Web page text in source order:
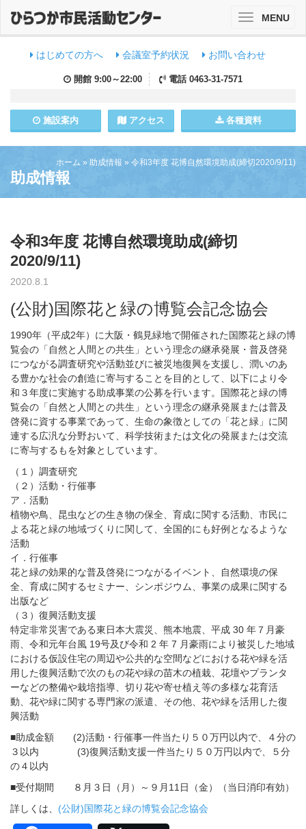
はじめての方へ 会議室予約状況 お問い合わせ
開館 9:00～22:00 電話 0463-31-7571
施設案内 アクセス 各種資料
ToggleMENU
ホーム » 助成情報 » 令和3年度 花博自然環境助成(締切2020/9/11)
助成情報
令和3年度 花博自然環境助成(締切
2020/9/11)
2020.8.1
(公財)国際花と緑の博覧会記念協会
1990年（平成2年）に大阪・鶴見緑地で開催された国際花と緑の博
覧会の「自然と人間との共生」という理念の継承発展・普及啓発
につながる調査研究や活動並びに被災地復興を支援し、潤いのあ
る豊かな社会の創造に寄与することを目的として、以下により令
和３年度に実施する助成事業の公募を行います。国際花と緑の博
覧会の「自然と人間との共生」という理念の継承発展または普及
啓発に資する事業であって、生命の象徴としての「花と緑」に関
連する広汎な分野おいて、科学技術または文化の発展または交流
に寄与するもを対象としています。
（１）調査研究
（２）活動・行催事
ア．活動
植物や鳥、昆虫などの生き物の保全、育成に関する活動、市民に
よる花と緑の地域づくりに関して、全国的にも好例となるような
活動
イ．行催事
花と緑の効果的な普及啓発につながるイベント、自然環境の保
全、育成に関するセミナー、シンポジウム、事業の成果に関する
出版など
（３）復興活動支援
特定非常災害である東日本大震災、熊本地震、平成 30 年７月豪
雨、令和元年台風 19号及び令和 2 年 7 月豪雨により被災した地域
における仮設住宅の周辺や公共的な空間などにおける花や緑を活
用した復興活動で次のもの花や緑の苗木の植栽、花壇やプランタ
ーなどの整備や栽培指導、切り花や寄せ植え等の多様な花育活
動、花や緑に関する専門家の派遣、その他、花や緑を活用した復
興活動
■助成金額 (2)活動・行催事一件当たり５０万円以内で、４分の
３以内 (3)復興活動支援一件当たり５０万円以内で、５分
の４以内
■受付期間 ８月３日（月）～９月11日（金）（当日消印有効）
詳しくは、 (公財)国際花と緑の博覧会記念協会